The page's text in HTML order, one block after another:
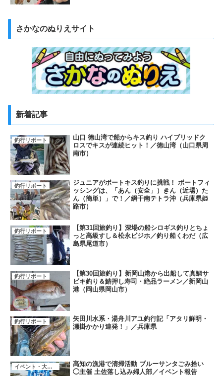
さかなのぬりえサイト
新着記事
釣行リポート
山口 徳山湾で船からキス釣り ハイブリッドク
ロスでキスが連続ヒット！／徳山湾（山口県周
南市）
釣行リポート
ジュニアがボートキス釣りに挑戦！ ボートフィ
ッシングは、「あん（安全」）きん（近場）た
ん（簡単）」で！／網干南テトラ沖（兵庫県姫
路市）
釣行リポート
【第31回旅釣り】深場の船シロギス釣りとちょ
っと高級すし＆松永ビジホ／釣り船くわだ（広
島県尾道市）
釣行リポート
【第30回旅釣り】新岡山港から出船して真鯛サ
ビキ釣り＆鰆押し寿司・絶品ラーメン／新岡山
港（岡山県岡山市）
釣行リポート
矢田川水系・湯舟川アユ釣行記「アタリ鮮明・
瀬掛かかり連発！」／兵庫県
イベント・大会・キャンペーン
高知の漁港で清掃活動 ブルーサンタごみ拾い
◯主催 土佐落し込み婦人部／イベント報告